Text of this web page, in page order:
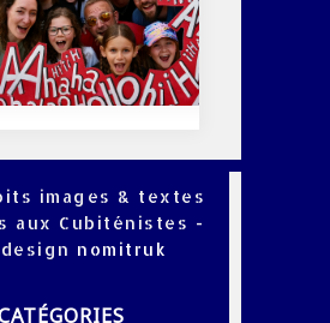
images & textes
aux Cubiténistes -
nomitruk